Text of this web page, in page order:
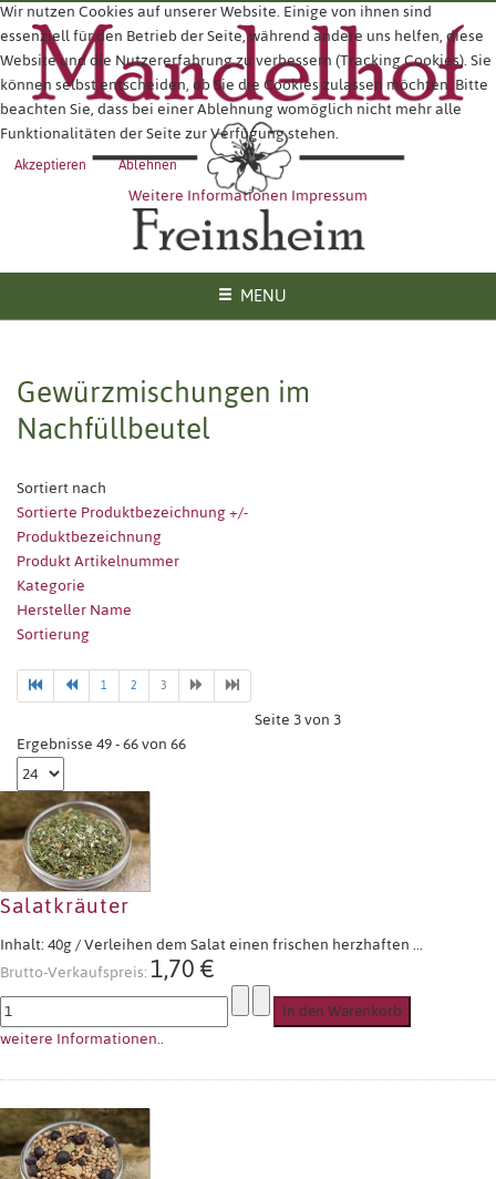
MENU
Gewürzmischungen im
Nachfüllbeutel
Sortiert nach
Sortierte Produktbezeichnung +/-
Produktbezeichnung
Produkt Artikelnummer
Kategorie
Hersteller Name
Sortierung
1 2 3
Seite 3 von 3
Ergebnisse 49 - 66 von 66
Salatkräuter
Inhalt: 40g / Verleihen dem Salat einen frischen herzhaften ...
Brutto-Verkaufspreis:1,70 €
weitere Informationen..
Wir nutzen Cookies auf unserer Website. Einige von ihnen sind
essenziell für den Betrieb der Seite, während andere uns helfen, diese
Website und die Nutzererfahrung zu verbessern (Tracking Cookies). Sie
können selbst entscheiden, ob Sie die Cookies zulassen möchten. Bitte
beachten Sie, dass bei einer Ablehnung womöglich nicht mehr alle
Funktionalitäten der Seite zur Verfügung stehen.
Akzeptieren Ablehnen
Weitere InformationenImpressum